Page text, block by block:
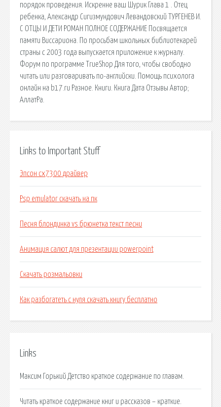
порядок проведения. Искренне ваш Шурик Глава 1 . Отец
ребенка, Александр Сигизмундович Левандовский ТУРГЕНЕВ И.
С ОТЦЫ И ДЕТИ РОМАН ПОЛНОЕ СОДЕРЖАНИЕ Посвящается
памяти Виссариона. По просьбам школьных библиотекарей
страны с 2003 года выпускается приложение к журналу.
Форум по программе TrueShop Для того, чтобы свободно
читать или разговаривать по-английски. Помощь психолога
онлайн на b17.ru Разное. Книги. Книга Дата Отзывы Автор;
АллатРа.
Links to Important Stuff
Эпсон cx7300 драйвер
Psp emulator скачать на пк
Песня блондинка vs брюнетка текст песни
Анимация салют для презентации powerpoint
Скачать розмальовки
Как разбогатеть с нуля скачать книгу бесплатно
Links
Максим Горький Детство краткое содержание по главам.
Читать краткое содержание книг и рассказов – краткие.